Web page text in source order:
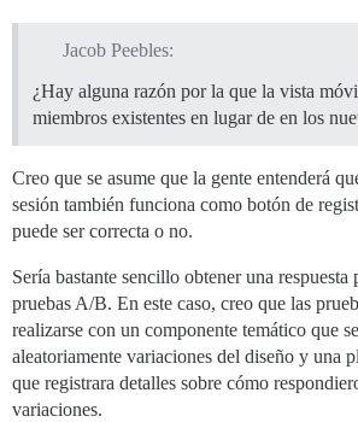
Jacob Peebles:
¿Hay alguna razón por la que la vista
miembros existentes en lugar de en los
Creo que se asume que la gente entenderá
sesión también funciona como botón de
puede ser correcta o no.
Sería bastante sencillo obtener una respuesta
pruebas A/B. En este caso, creo que las
realizarse con un componente temático que
aleatoriamente variaciones del diseño y una
que registrara detalles sobre cómo
variaciones.